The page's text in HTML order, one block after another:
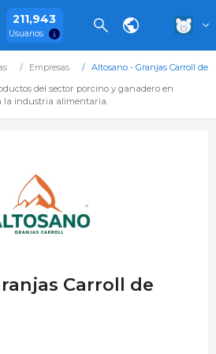
211,943
Usuarios
Empresas
Altosano - Granjas Carroll de
del sector porcino y ganadero en
la industria alimentaria.
Carroll de